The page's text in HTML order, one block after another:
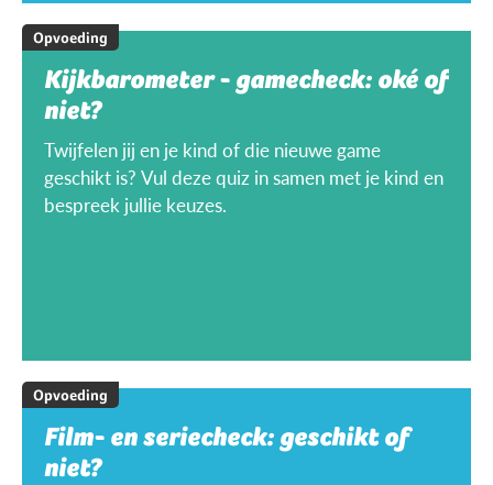
Opvoeding
Kijkbarometer - gamecheck: oké of
niet?
Twijfelen jij en je kind of die nieuwe game
geschikt is? Vul deze quiz in samen met je kind en
bespreek jullie keuzes.
Opvoeding
Film- en seriecheck: geschikt of
niet?